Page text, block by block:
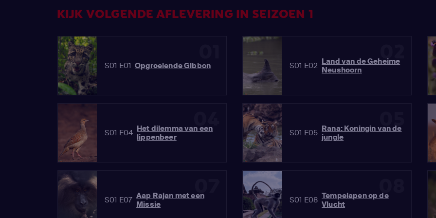
KIJK VOLGENDE AFLEVERING IN SEIZOEN 1
S01 E01 Opgroeiende Gibbon
02
S01 E02 Land van de Geheime
Neushoorn
S01 E04 Het dilemma van een
lippenbeer
05
S01 E05 Rana: Koningin van de
jungle
S01 E07 Aap Rajan met een
Missie
08
S01 E08 Tempelapen op de
Vlucht